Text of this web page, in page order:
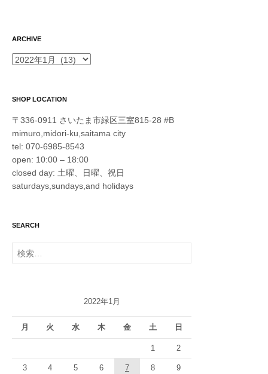
ARCHIVE
ARCHIVE
SHOP LOCATION
〒336-0911 さいたま市緑区三室815-28 #B
mimuro,midori-ku,saitama city
tel: 070-6985-8543
open: 10:00 – 18:00
closed day: 土曜、日曜、祝日
saturdays,sundays,and holidays
SEARCH
検
索:
2022年1月
月 火 水 木 金 土 日
1 2
3 4 5 6 7 8 9